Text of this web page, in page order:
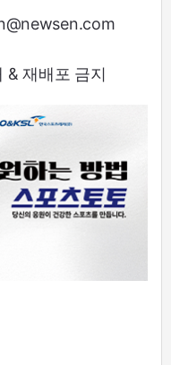
재배포 금지